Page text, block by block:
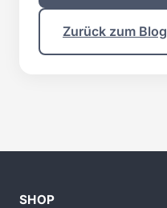
Zurück zum Blog
SHOP